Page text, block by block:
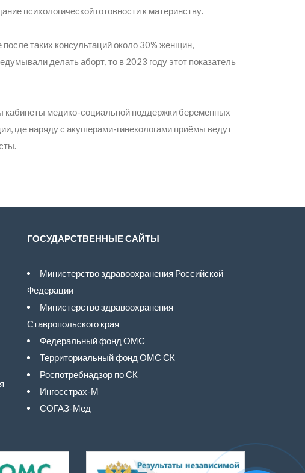
психологической готовности к материнству.
таких консультаций около 30% женщин,
делать аборт, то в 2023 году этот показатель
кабинеты медико-социальной поддержки беременных
где наряду с акушерами-гинекологами приёмы ведут
ГОСУДАРСТВЕННЫЕ САЙТЫ
Министерство здравоохранения Российской
Федерации
Министерство здравоохранения
Ставропольского края
Федеральный фонд ОМС
Территориальный фонд ОМС СК
Роспотребнадзор по СК
Ингосстрах-М
СОГАЗ-Мед